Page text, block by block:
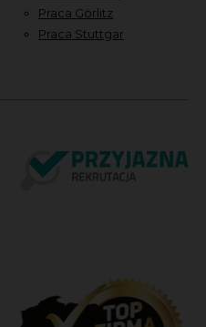
Praca Görlitz
Praca Stuttgar